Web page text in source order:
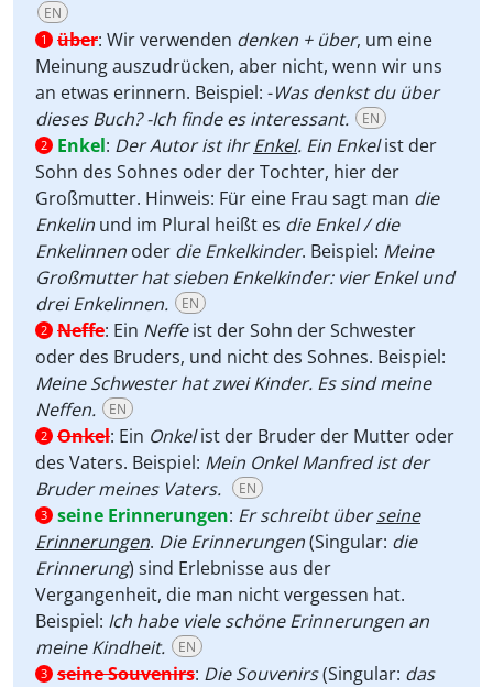
EN
1 über: Wir verwenden denken + über, um eine
Meinung auszudrücken, aber nicht, wenn wir uns
an etwas erinnern. Beispiel: -Was denkst du über
dieses Buch? -Ich finde es interessant.
EN
2 Enkel: Der Autor ist ihrEnkel. Ein Enkelist der
Sohn des Sohnes oder der Tochter, hier der
Großmutter. Hinweis: Für eine Frau sagt man die
Enkelin und im Plural heißt es die Enkel / die
Enkelinnen oder die Enkelkinder. Beispiel: Meine
Großmutter hat sieben Enkelkinder: vier Enkel und
drei Enkelinnen.
EN
2 Neffe: Ein Neffeist der Sohn der Schwester
oder des Bruders, und nicht des Sohnes. Beispiel:
Meine Schwester hat zwei Kinder. Es sind meine
Neffen.
EN
2 Onkel: Ein Onkelist der Bruder der Mutter oder
des Vaters. Beispiel: Mein Onkel Manfred ist der
Bruder meines Vaters.
EN
3 seine Erinnerungen: Er schreibt überseine
Erinnerungen. Die Erinnerungen(Singular: die
Erinnerung) sind Erlebnisse aus der
Vergangenheit, die man nicht vergessen hat.
Beispiel: Ich habe viele schöne Erinnerungen an
meine Kindheit.
EN
3 seine Souvenirs: Die Souvenirs(Singular: das